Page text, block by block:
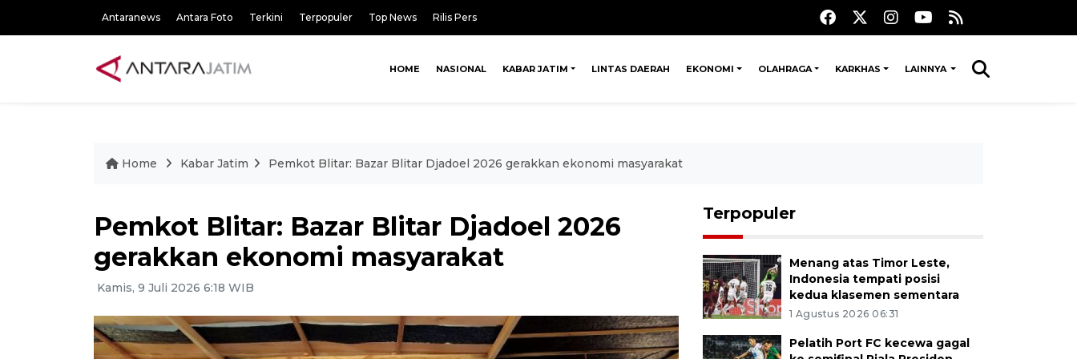
Antaranews Antara Foto Terkini Terpopuler Top News Rilis Pers
HOME NASIONAL KABAR JATIM LINTAS DAERAH EKONOMI OLAHRAGA KARKHAS LAINNYA
Home Kabar Jatim Pemkot Blitar: Bazar Blitar Djadoel 2026 gerakkan ekonomi masyarakat
Pemkot Blitar: Bazar Blitar Djadoel 2026
gerakkan ekonomi masyarakat
Kamis, 9 Juli 2026 6:18 WIB
Terpopuler
Menang atas Timor Leste,
Indonesia tempati posisi
kedua klasemen sementara
1 Agustus 2026 06:31
Pelatih Port FC kecewa gagal